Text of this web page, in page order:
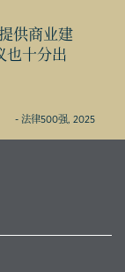
供商业建
也十分出
- 法律500强, 2025